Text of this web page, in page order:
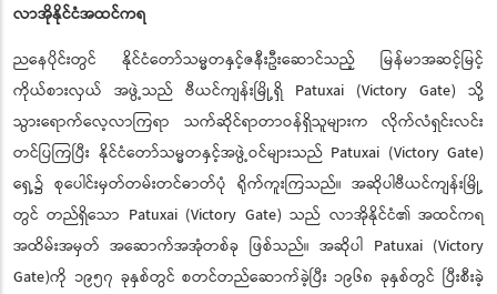
လာအိုနိုင်ငံအထင်ကရ
ညနေပိုင်းတွင် နိုင်ငံတော်သမ္မတနှင့်ဇနီးဦးဆောင်သည့် မြန်မာအဆင့်မြင့်
ကိုယ်စားလှယ် အဖွဲ့သည် ဗီယင်ကျန်းမြို့ရှိ Patuxai (Victory Gate) သို
သွားရောက်လေ့လာကြရာ သက်ဆိုင်ရာတာဝန်ရှိသူများက လိုက်လံရှင်းလင်း
တင်ပြကြပြီး နိုင်ငံတော်သမ္မတနှင့်အဖွဲ့ဝင်များသည် Patuxai (Victory Gate)
ရှေ့၌ စုပေါင်းမှတ်တမ်းတင်ဓာတ်ပုံ ရိုက်ကူးကြသည်။ အဆိုပါဗီယင်ကျန်းမြို့
တွင် တည်ရှိသော Patuxai (Victory Gate) သည် လာအိုနိုင်ငံ၏ အထင်ကရ
အထိမ်းအမှတ် အဆောက်အအုံတစ်ခု ဖြစ်သည်။ အဆိုပါ Patuxai (Victory
Gate)ကို ၁၉၅၇ ခုနှစ်တွင် စတင်တည်ဆောက်ခဲ့ပီး ၁၉၆၈ ခုနှစ်တွင် ပီးစီးခဲ့